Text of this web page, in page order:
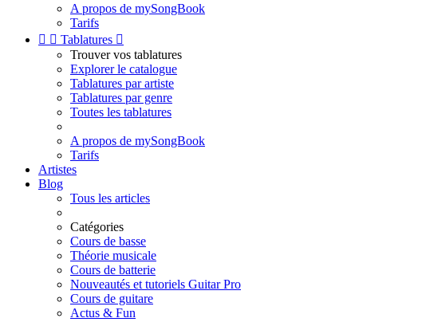
A propos de mySongBook
Tarifs
  Tablatures 
Trouver vos tablatures
Explorer le catalogue
Tablatures par artiste
Tablatures par genre
Toutes les tablatures
A propos de mySongBook
Tarifs
Artistes
Blog
Tous les articles
Catégories
Cours de basse
Théorie musicale
Cours de batterie
Nouveautés et tutoriels Guitar Pro
Cours de guitare
Actus & Fun